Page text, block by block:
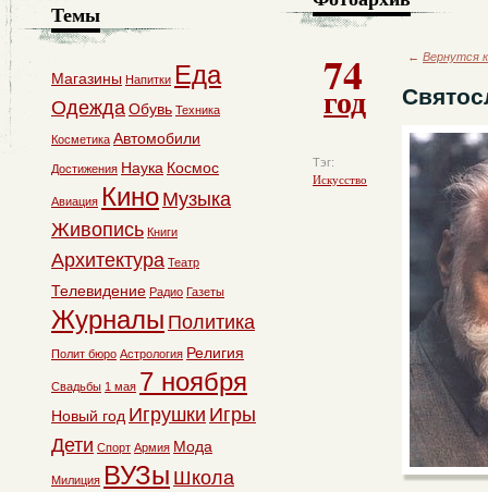
74
год
Тэг:
Искусство
← Вернутся
Темы
Магазины Напитки Еда
ОдеждаОбувь Техника
Косметика Автомобили
Достижения Наука Космос
Авиация Кино Музыка
Живопись Книги
Архитектура Театр
Телевидение Радио Газеты
Журналы Политика
Полит бюро Астрология Религия
Свадьбы 1 мая 7 ноября
Новый год Игрушки Игры
Дети Спорт Армия Мода
Милиция ВУЗы Школа